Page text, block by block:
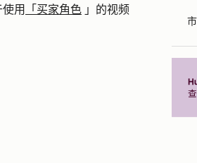
用 「买家角色 」的视频